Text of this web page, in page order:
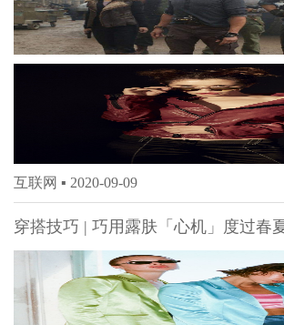
互联网 ▪ 2020-09-09
穿搭技巧 | 巧用露肤「心机」度过春